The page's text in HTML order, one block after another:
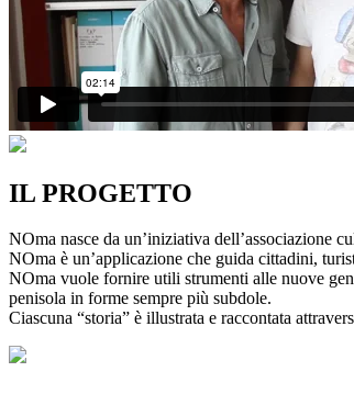
IL PROGETTO
NOma nasce da un’iniziativa dell’associazione
NOma è un’applicazione che guida cittadini,
NOma vuole fornire utili strumenti alle nuove
penisola in forme sempre più subdole.
Ciascuna “storia” è illustrata e raccontata